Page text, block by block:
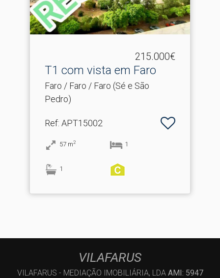
215.000€
T1 com vista em Faro
Faro / Faro / Faro (Sé e São
Pedro)
Ref: APT15002
57 m2 1
1
VILAFARUS
VILAFARUS - MEDIAÇÃO IMOBILIÁRIA, LDA AMI: 5947